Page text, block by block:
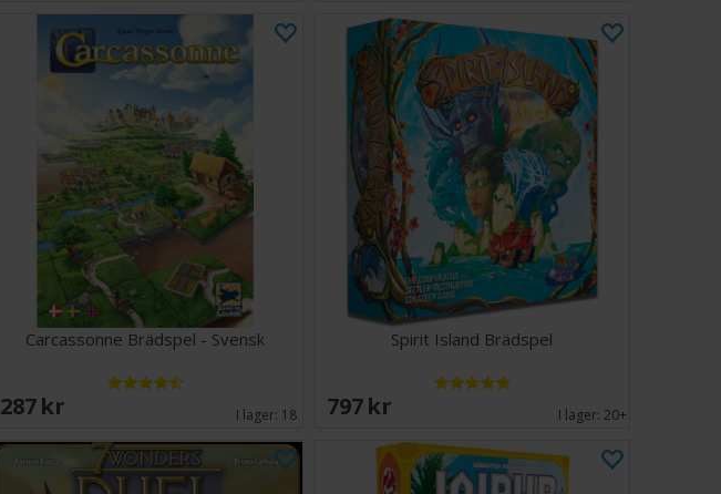
Carcassonne Brädspel - Svensk
287 SEK I lager: 18
Spirit Island Brädspel
797 SEK I lager:20+